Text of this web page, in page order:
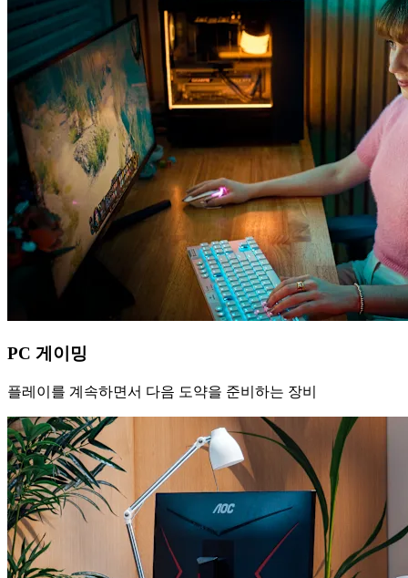
PC 게이밍
플레이를 계속하면서 다음 도약을 준비하는 장비